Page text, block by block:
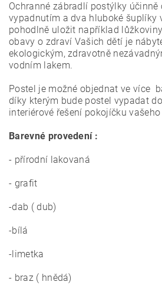
Ochranné zábradlí postýlky účinně
vypadnutím a dva hluboké šuplíky
pohodlně uložit například
obavy o zdraví Vašich dětí je
ekologickým, zdravotně
vodním lakem.
Postel je možné objednat ve více
díky kterým bude postel vypadat
interiérové ​​řešení pokojíčku
Barevné provedení :
- přírodní lakovaná
- grafit
-dab ( dub)
-bílá
-limetka
- braz ( hnědá)